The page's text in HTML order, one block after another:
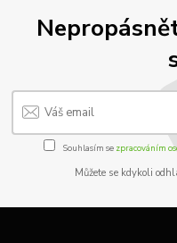
Souhlasím se zpracováním
Můžete se kdykoli